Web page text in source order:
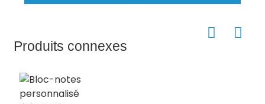
Produits connexes